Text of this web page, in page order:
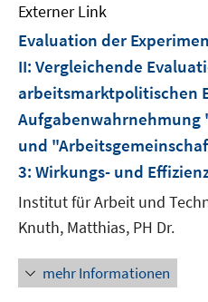
Externer Link
Evaluation der
II: Vergleichende
arbeitsmarktpolitischen
und
3: Wirkungs- und
Institut für Arbeit und
Knuth, Matthias, PH Dr.
mehr Informationen